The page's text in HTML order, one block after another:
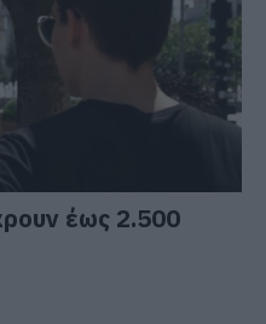
έως 2.500